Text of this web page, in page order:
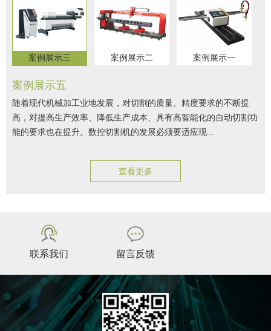
案例展示三 案例展示二 案例展示一
案例展示五
随着现代机械加工业地发展，对切割的质量、精度要求的不断提
高，对提高生产效率、降低生产成本、具有高智能化的自动切割功
能的要求也在提升。数控切割机的发展必须要适应现...
查看更多
联系我们 留言反馈